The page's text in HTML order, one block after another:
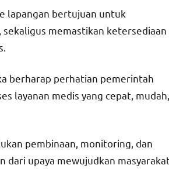
lapangan bertujuan untuk
memastikan ketersediaan
berharap perhatian pemerintah
layanan medis yang cepat, mudah,
pembinaan, monitoring, dan
dari upaya mewujudkan